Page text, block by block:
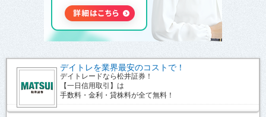
デイトレを業界最安のコストで！
デイトレードなら松井証券！
【一日信用取引】は
手数料・金利・貸株料が全て無料！